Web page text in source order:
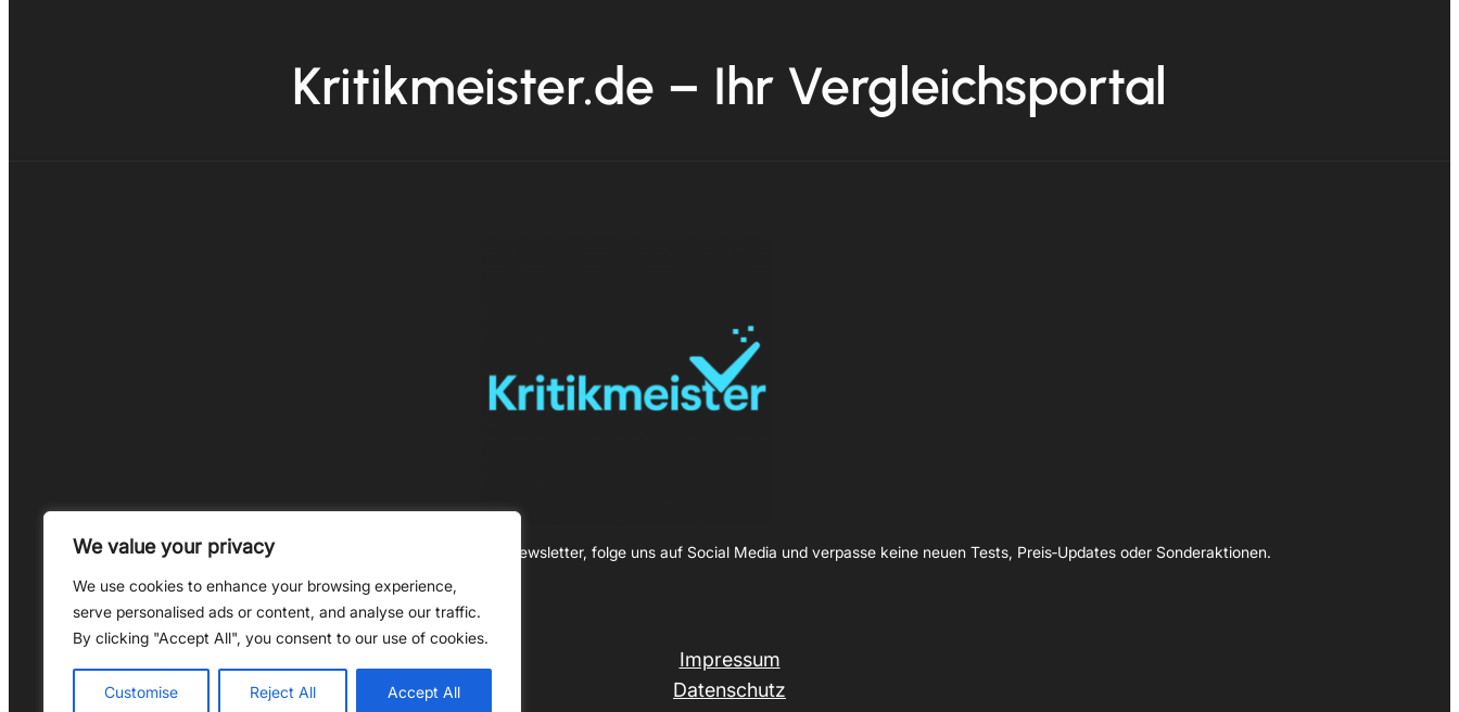
We value your privacy
We use cookies to enhance your browsing experience,
serve personalised ads or content, and analyse our traffic.
By clicking "Accept All", you consent to our use of cookies.
Customise Reject All Accept All
Kritikmeister.de – Ihr Vergleichsportal
Bleib auf dem Laufenden! Abonniere unseren Newsletter, folge uns auf Social Media und verpasse keine neuen Tests, Preis‑Updates oder Sonderaktionen.
Impressum
Datenschutz